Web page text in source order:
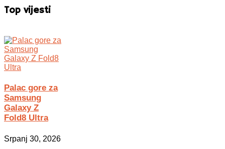
Top vijesti
Palac gore za
Samsung
Galaxy Z
Fold8 Ultra
Srpanj 30, 2026